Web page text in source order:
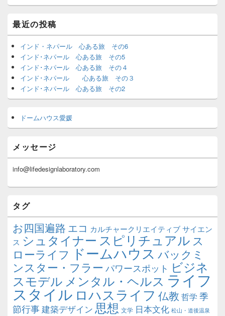
最近の投稿
インド・ネパール 心ある旅 その6
インド･ネパール 心ある旅 その5
インド･ネパール 心ある旅 その４
インド･ネパール 心ある旅 その３
インド･ネパール 心ある旅 その2
ドームハウス愛媛
メッセージ
info@lifedesignlaboratory.com
タグ
お四国遍路 エコ カルチャークリエイティブサイエン
ス シュタイナー スピリチュアル ス
ローライフ ドームハウス バックミ
ンスター・フラー パワースポット ビジネ
スモデル メンタル・ヘルス ライフ
スタイル ロハスライフ 仏教 哲学 季
節行事建築デザイン 思想 文学 日本文化 松山・道後温泉